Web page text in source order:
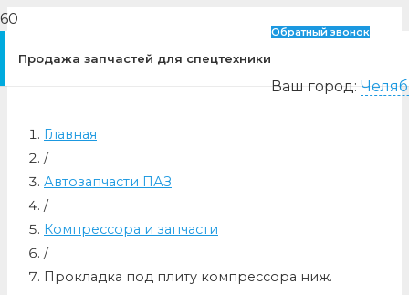
Продажа запчастей для спецтехники
Обратный звонок
Ваш город:
Главная
/
Автозапчасти ПАЗ
/
Компрессора и запчасти
/
Прокладка под плиту компрессора ниж.